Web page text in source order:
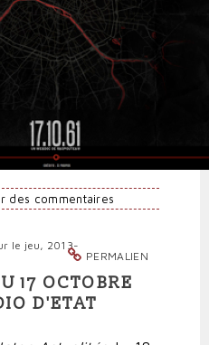
des commentaires
PERMALIEN
le jeu, 2013-
17 OCTOBRE
D'ETAT